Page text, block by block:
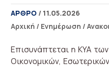
ΑΡΘΡΟ / 11.05.2026
Αρχική / Ενημέρωση /
Επισυνάπτεται η ΚΥΑ
Οικονομικών,